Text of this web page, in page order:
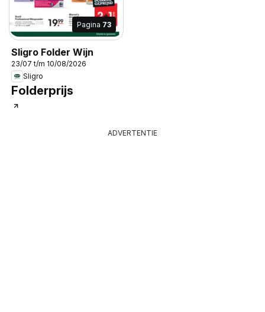
Pagina 73
Sligro Folder Wijn
23/07 t/m 10/08/2026
Sligro
Folderprijs
ADVERTENTIE